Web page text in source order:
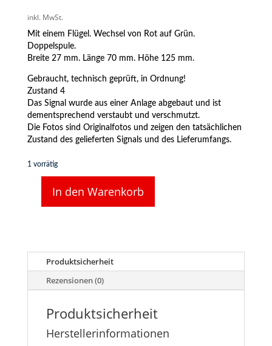
inkl. MwSt.
Mit einem Flügel. Wechsel von Rot auf Grün.
Doppelspule.
Breite 27 mm. Länge 70 mm. Höhe 125 mm.
Gebraucht, technisch geprüft, in Ordnung!
Zustand 4
Das Signal wurde aus einer Anlage abgebaut und ist
dementsprechend verstaubt und verschmutzt.
Die Fotos sind Originalfotos und zeigen den tatsächlichen
Zustand des gelieferten Signals und des Lieferumfangs.
1 vorrätig
Märklin
7039
In den Warenkorb
Produktsicherheit
Rezensionen (0)
Produktsicherheit
Herstellerinformationen